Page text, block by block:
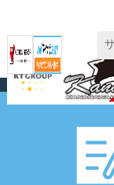
TOP>活動報告一覧